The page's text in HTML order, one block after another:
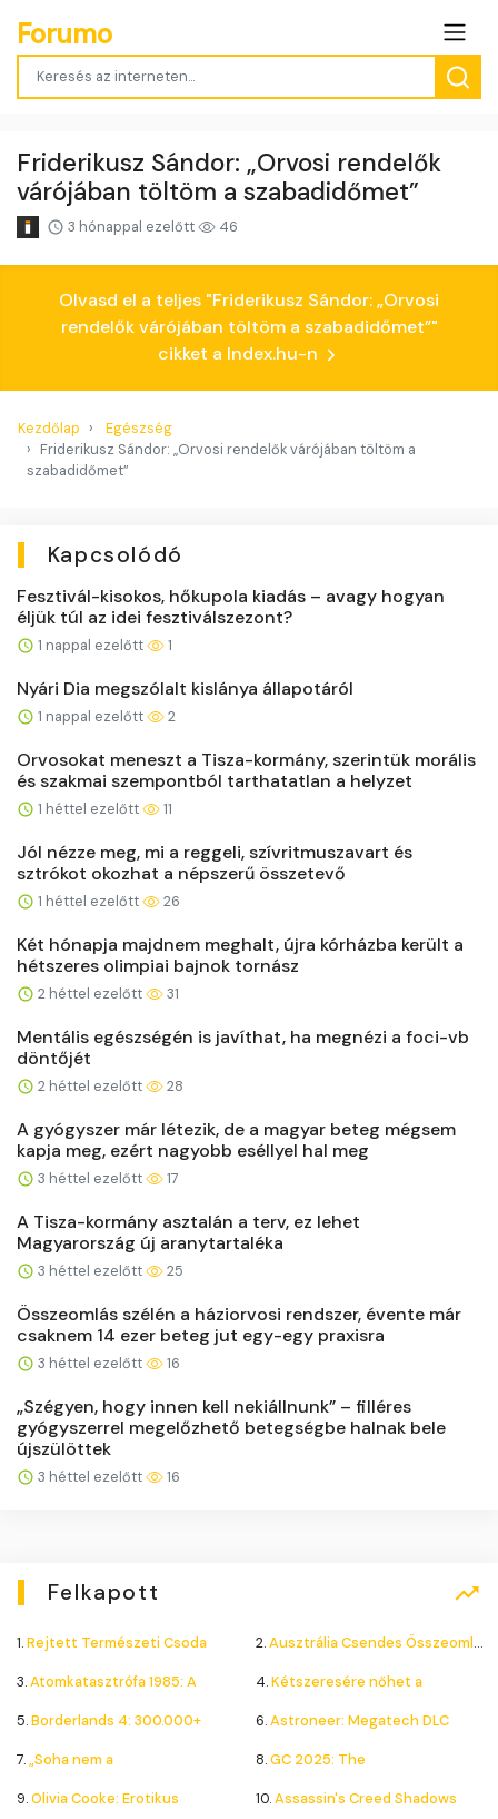
Forumo
Friderikusz Sándor: „Orvosi rendelők
várójában töltöm a szabadidőmet”
3 hónappal ezelőtt 46
Olvasd el a teljes "Friderikusz Sándor: „Orvosi
rendelők várójában töltöm a szabadidőmet”"
cikket a Index.hu-n
Kezdőlap
Egészség
Friderikusz Sándor: „Orvosi rendelők várójában töltöm a
szabadidőmet”
Kapcsolódó
Fesztivál-kisokos, hőkupola kiadás – avagy hogyan
éljük túl az idei fesztiválszezont?
1 nappal ezelőtt 1
Nyári Dia megszólalt kislánya állapotáról
1 nappal ezelőtt 2
Orvosokat meneszt a Tisza-kormány, szerintük morális
és szakmai szempontból tarthatatlan a helyzet
1 héttel ezelőtt 11
Jól nézze meg, mi a reggeli, szívritmuszavart és
sztrókot okozhat a népszerű összetevő
1 héttel ezelőtt 26
Két hónapja majdnem meghalt, újra kórházba került a
hétszeres olimpiai bajnok tornász
2 héttel ezelőtt 31
Mentális egészségén is javíthat, ha megnézi a foci-vb
döntőjét
2 héttel ezelőtt 28
A gyógyszer már létezik, de a magyar beteg mégsem
kapja meg, ezért nagyobb eséllyel hal meg
3 héttel ezelőtt 17
A Tisza-kormány asztalán a terv, ez lehet
Magyarország új aranytartaléka
3 héttel ezelőtt 25
Összeomlás szélén a háziorvosi rendszer, évente már
csaknem 14 ezer beteg jut egy-egy praxisra
3 héttel ezelőtt 16
„Szégyen, hogy innen kell nekiállnunk” – filléres
gyógyszerrel megelőzhető betegségbe halnak bele
újszülöttek
3 héttel ezelőtt 16
Felkapott
1.Rejtett Természeti Csoda 2.Ausztrália Csendes Összeomlása
3.Atomkatasztrófa 1985: A 4.Kétszeresére nőhet a
5.Borderlands 4: 300.000+ 6.Astroneer: Megatech DLC
7.„Soha nem a 8.GC 2025: The
9.Olivia Cooke: Erotikus 10.Assassin's Creed Shadows